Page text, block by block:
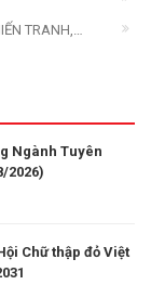
TRANH,
Ngành Tuyên
2026)
Chữ thập đỏ Việt